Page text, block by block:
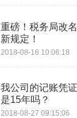
重磅！税务局改
新规定！
2018-08-16 10:06:18
我公司的记账凭
是15年吗？
2018-08-27 09:15:06